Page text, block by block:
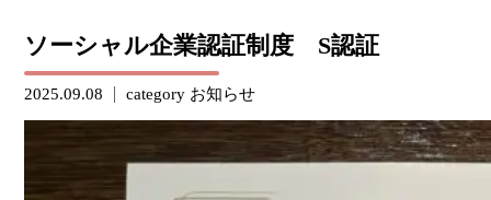
ソーシャル企業認証制度 S認証
2025.09.08 category お知らせ